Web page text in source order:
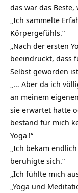
das war das
„Ich sammelte
Körpergefühls.“
„Nach der ersten
beeindruckt, dass
Selbst geworden
„… Aber da ich
an meinem
sie erwartet hatte
bestand für mich
Yoga !“
„Ich bekam
beruhigte sich.“
„Ich fühlte mich
Yoga und